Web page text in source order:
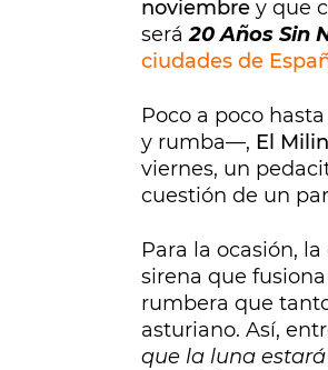
noviembre y que
será20 Años Sin
ciudades de
Poco a poco
y rumba—, El
viernes, un
cuestión de un
Para la ocasión,
sirena que
rumbera que
asturiano. Así,
que la luna